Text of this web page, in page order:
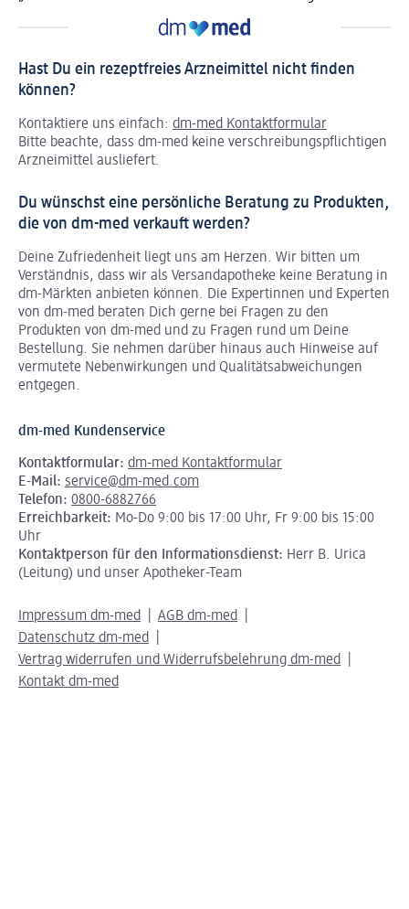
Hast Du ein rezeptfreies Arzneimittel nicht finden
können?
Kontaktiere uns einfach: dm-med Kontaktformular
Bitte beachte, dass dm-med keine verschreibungspflichtigen
Arzneimittel ausliefert.
Du wünschst eine persönliche Beratung zu Produkten,
die von dm-med verkauft werden?
Deine Zufriedenheit liegt uns am Herzen. Wir bitten um
Verständnis, dass wir als Versandapotheke keine Beratung in
dm-Märkten anbieten können. Die Expertinnen und Experten
von dm-med beraten Dich gerne bei Fragen zu den
Produkten von dm-med und zu Fragen rund um Deine
Bestellung. Sie nehmen darüber hinaus auch Hinweise auf
vermutete Nebenwirkungen und Qualitätsabweichungen
entgegen.
dm-med Kundenservice
Kontaktformular: dm-med Kontaktformular
E-Mail: service@dm-med.com
Telefon: 0800-6882766
Erreichbarkeit: Mo-Do 9:00 bis 17:00 Uhr, Fr 9:00 bis 15:00
Uhr
Kontaktperson für den Informationsdienst: Herr B. Urica
(Leitung) und unser Apotheker-Team
Impressum dm-med
AGB dm-med
Datenschutz dm-med
Vertrag widerrufen und Widerrufsbelehrung dm-med
Kontakt dm-med